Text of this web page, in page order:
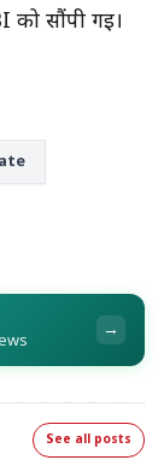
सौंपी गई।
→
See all posts